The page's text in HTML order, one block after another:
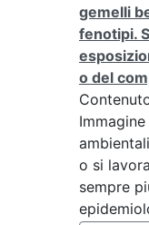
gemelli
fenotipi.
o del
o si
sempre